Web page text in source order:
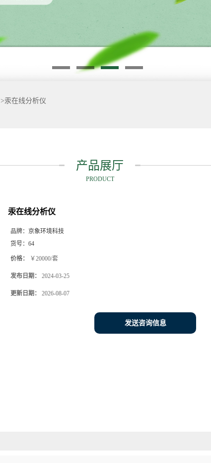
>汞在线分析仪
产品展厅
PRODUCT
汞在线分析仪
品牌： 京象环境科技
货号： 64
价格： ￥20000/套
发布日期： 2024-03-25
更新日期： 2026-08-07
发送咨询信息